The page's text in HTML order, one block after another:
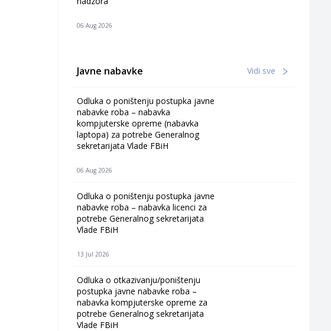
06 Aug 2026
Javne nabavke Vidi sve
Odluka o poništenju postupka javne
nabavke roba – nabavka
kompjuterske opreme (nabavka
laptopa) za potrebe Generalnog
sekretarijata Vlade FBiH
06 Aug 2026
Odluka o poništenju postupka javne
nabavke roba – nabavka licenci za
potrebe Generalnog sekretarijata
Vlade FBiH
13 Jul 2026
Odluka o otkazivanju/poništenju
postupka javne nabavke roba –
nabavka kompjuterske opreme za
potrebe Generalnog sekretarijata
Vlade FBiH